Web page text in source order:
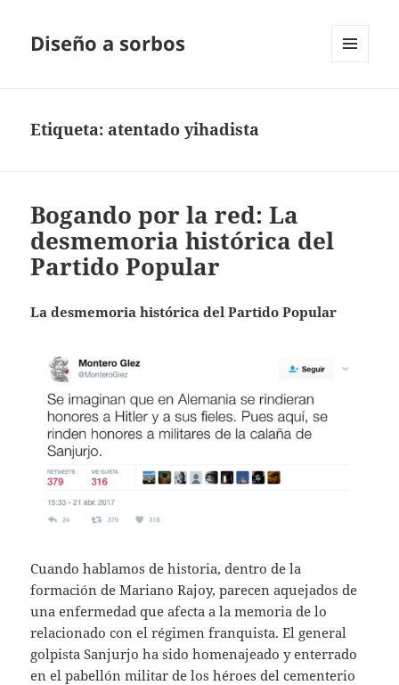
Diseño a sorbos
Etiqueta: atentado yihadista
Bogando por la red: La
desmemoria histórica del
Partido Popular
La desmemoria histórica del Partido Popular
Cuando hablamos de historia, dentro de la
formación de Mariano Rajoy, parecen aquejados de
una enfermedad que afecta a la memoria de lo
relacionado con el régimen franquista. El general
golpista Sanjurjo ha sido homenajeado y enterrado
en el pabellón militar de los héroes del cementerio